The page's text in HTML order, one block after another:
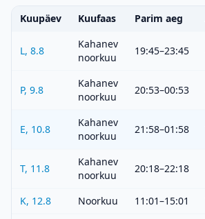
Kuupäev Kuufaas Parim aeg
L, 8.8
Kahanev
noorkuu
19:45–23:45
P, 9.8
Kahanev
noorkuu
20:53–00:53
E, 10.8
Kahanev
noorkuu
21:58–01:58
T, 11.8
Kahanev
noorkuu
20:18–22:18
K, 12.8 Noorkuu 11:01–15:01